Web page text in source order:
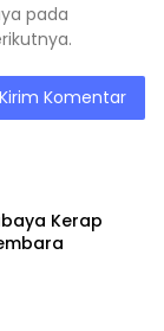
pada
Kerap